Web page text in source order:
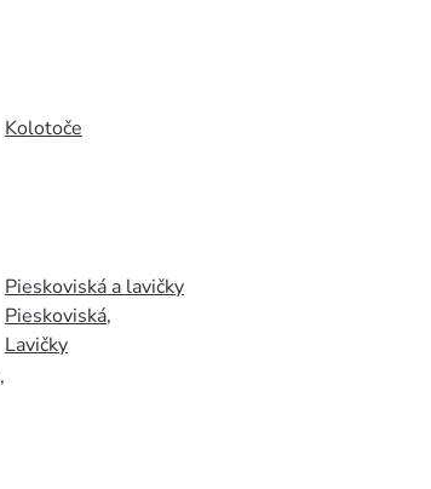
,
Kolotoče
Pieskoviská a lavičky
Pieskoviská,
Lavičky